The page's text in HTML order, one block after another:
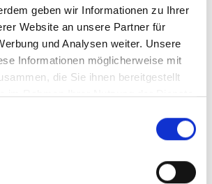
geben wir Informationen zu Ihrer
Website an unsere Partner für
und Analysen weiter. Unsere
Informationen möglicherweise mit
die Sie ihnen bereitgestellt
im Rahmen Ihrer Nutzung der Dienste